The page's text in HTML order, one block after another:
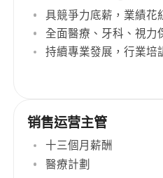
具競爭力底薪，業績花
全面醫療、牙科、視力
持續專業發展，行業培
销售运营主管
十三個月薪酬
醫療計劃